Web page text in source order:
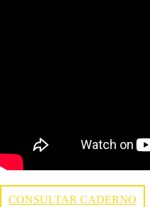
CONSULTAR CADERNO